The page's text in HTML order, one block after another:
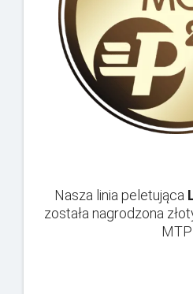
Nasza linia peletująca
została nagrodzona
MTP